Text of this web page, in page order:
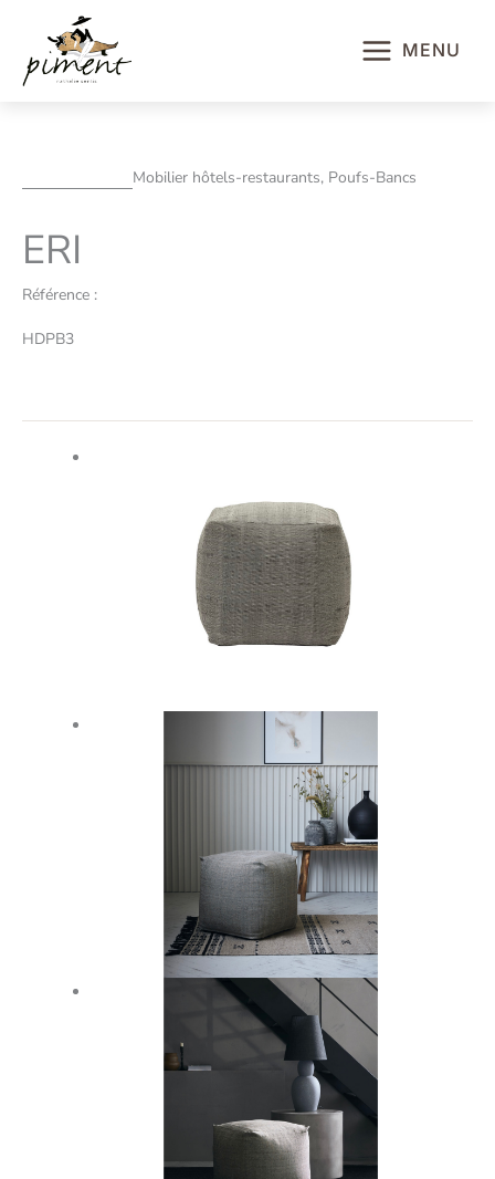
contenu
MENU
Mobilier hôtels-restaurants, Poufs-Bancs
ERI
Référence :
HDPB3